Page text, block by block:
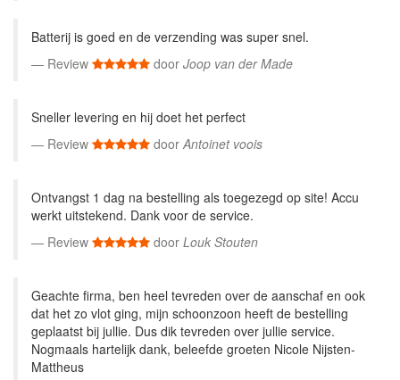
Batterij is goed en de verzending was super snel.
Review
door Joop van der Made
Sneller levering en hij doet het perfect
Review
doorAntoinet voois
Ontvangst 1 dag na bestelling als toegezegd op site! Accu
werkt uitstekend. Dank voor de service.
Review
door Louk Stouten
Geachte firma, ben heel tevreden over de aanschaf en ook
dat het zo vlot ging, mijn schoonzoon heeft de bestelling
geplaatst bij jullie. Dus dik tevreden over jullie service.
Nogmaals hartelijk dank, beleefde groeten Nicole Nijsten-
Mattheus